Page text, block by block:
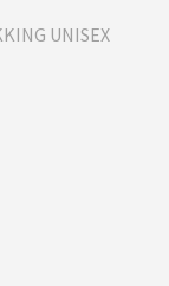
UNISEX